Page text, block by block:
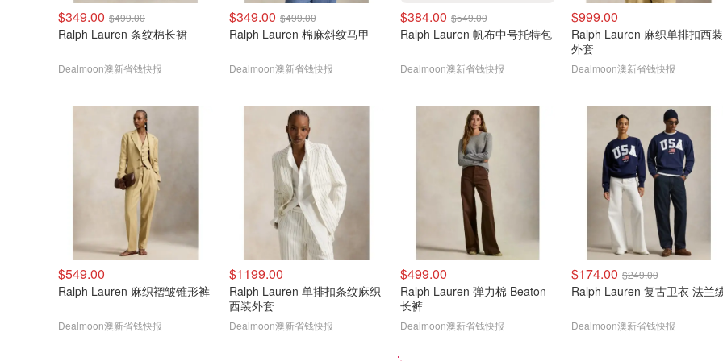
$349.00 $499.00
Ralph Lauren 条纹棉长裙
Dealmoon澳新省钱快报
$349.00 $499.00
Ralph Lauren 棉麻斜纹马甲
Dealmoon澳新省钱快报
$384.00 $549.00
Ralph Lauren 帆布中号托特包
Dealmoon澳新省钱快报
$999.00
Ralph Lauren 麻织单排扣西装
外套
Dealmoon澳新省钱快报
$549.00
Ralph Lauren 麻织褶皱锥形裤
Dealmoon澳新省钱快报
$1199.00
Ralph Lauren 单排扣条纹麻织
西装外套
Dealmoon澳新省钱快报
$499.00
Ralph Lauren 弹力棉 Beaton
长裤
Dealmoon澳新省钱快报
$174.00 $249.00
Ralph Lauren 复古卫衣 法兰
Dealmoon澳新省钱快报